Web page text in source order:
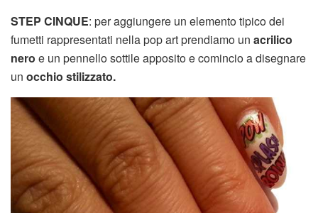
STEP CINQUE: per aggiungere un elemento tipico dei
fumetti rappresentati nella pop art prendiamo un acrilico
nero e un pennello sottile apposito e comincio a disegnare
un occhio stilizzato.